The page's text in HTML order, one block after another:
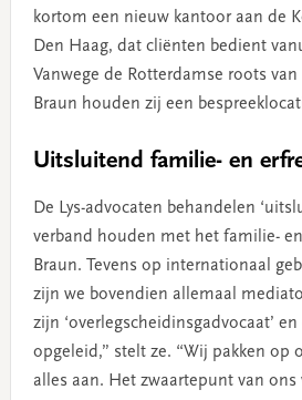
kortom een nieuw kantoor aan de
Den Haag, dat cliënten bedient
Vanwege de Rotterdamse roots van
Braun houden zij een
Uitsluitend familie- en
De Lys-advocaten behandelen
verband houden met het familie-
Braun. Tevens op internationaal
zijn we bovendien allemaal
zijn ‘overlegscheidinsgadvocaat’
opgeleid,” stelt ze. “Wij pakken op
alles aan. Het zwaartepunt van ons